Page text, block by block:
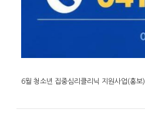
6월 청소년 집중심리클리닉 지원사업(홍보)